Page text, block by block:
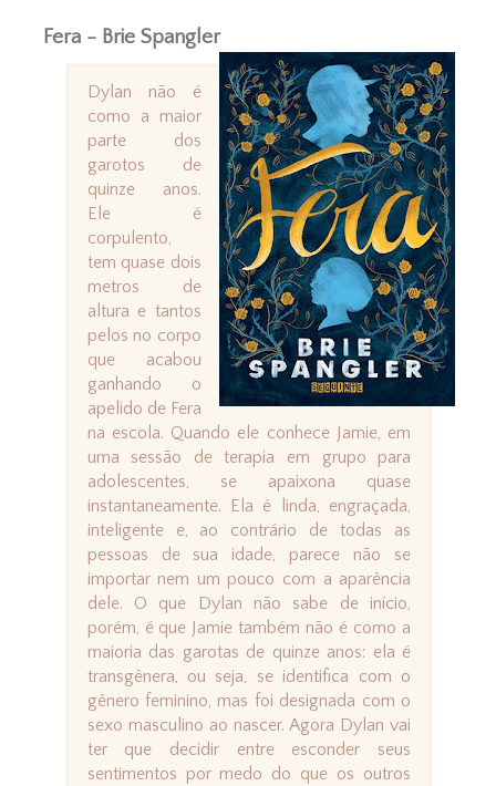
Fera - Brie Spangler
Dylan não é
como a maior
parte dos
garotos de
quinze anos.
Ele é
corpulento,
tem quase dois
metros de
altura e tantos
pelos no corpo
que acabou
ganhando o
apelido de Fera
na escola. Quando ele conhece Jamie, em
uma sessão de terapia em grupo para
adolescentes, se apaixona quase
instantaneamente. Ela é linda, engraçada,
inteligente e, ao contrário de todas as
pessoas de sua idade, parece não se
importar nem um pouco com a aparência
dele. O que Dylan não sabe de início,
porém, é que Jamie também não é como a
maioria das garotas de quinze anos: ela é
transgênera, ou seja, se identifica com o
gênero feminino, mas foi designada com o
sexo masculino ao nascer. Agora Dylan vai
ter que decidir entre esconder seus
sentimentos por medo do que os outros